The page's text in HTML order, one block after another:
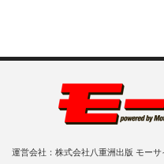
運営会社：株式会社八重洲出版 モーサ